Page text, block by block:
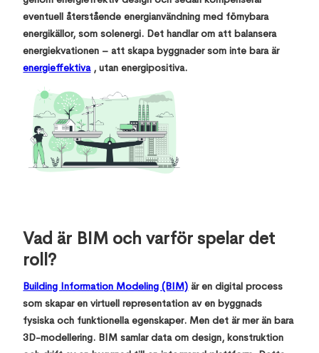
eventuell återstående energianvändning med förnybara
energikällor, som solenergi. Det handlar om att balansera
energiekvationen – att skapa byggnader som inte bara är
energieffektiva, utan energipositiva.
Vad är BIM och varför spelar det
roll?
Building Information Modeling (BIM) är en digital process
som skapar en virtuell representation av en byggnads
fysiska och funktionella egenskaper. Men det är mer än bara
3D-modellering. BIM samlar data om design, konstruktion